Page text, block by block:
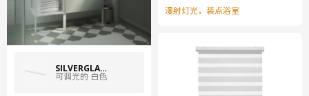
SILVERGLANS 西威葛兰
可调光的 白色
漫射灯光，装点浴室